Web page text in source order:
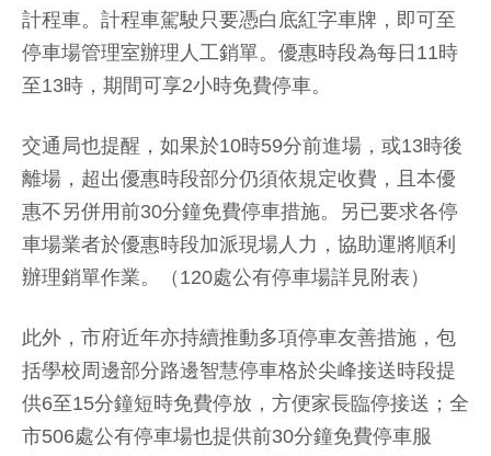
計程車。計程車駕駛只要憑白底紅字車牌，即可至
停車場管理室辦理人工銷單。優惠時段為每日11時
至13時，期間可享2小時免費停車。
交通局也提醒，如果於10時59分前進場，或13時後
離場，超出優惠時段部分仍須依規定收費，且本優
惠不另併用前30分鐘免費停車措施。另已要求各停
車場業者於優惠時段加派現場人力，協助運將順利
辦理銷單作業。（120處公有停車場詳見附表）
此外，市府近年亦持續推動多項停車友善措施，包
括學校周邊部分路邊智慧停車格於尖峰接送時段提
供6至15分鐘短時免費停放，方便家長臨停接送；全
市506處公有停車場也提供前30分鐘免費停車服